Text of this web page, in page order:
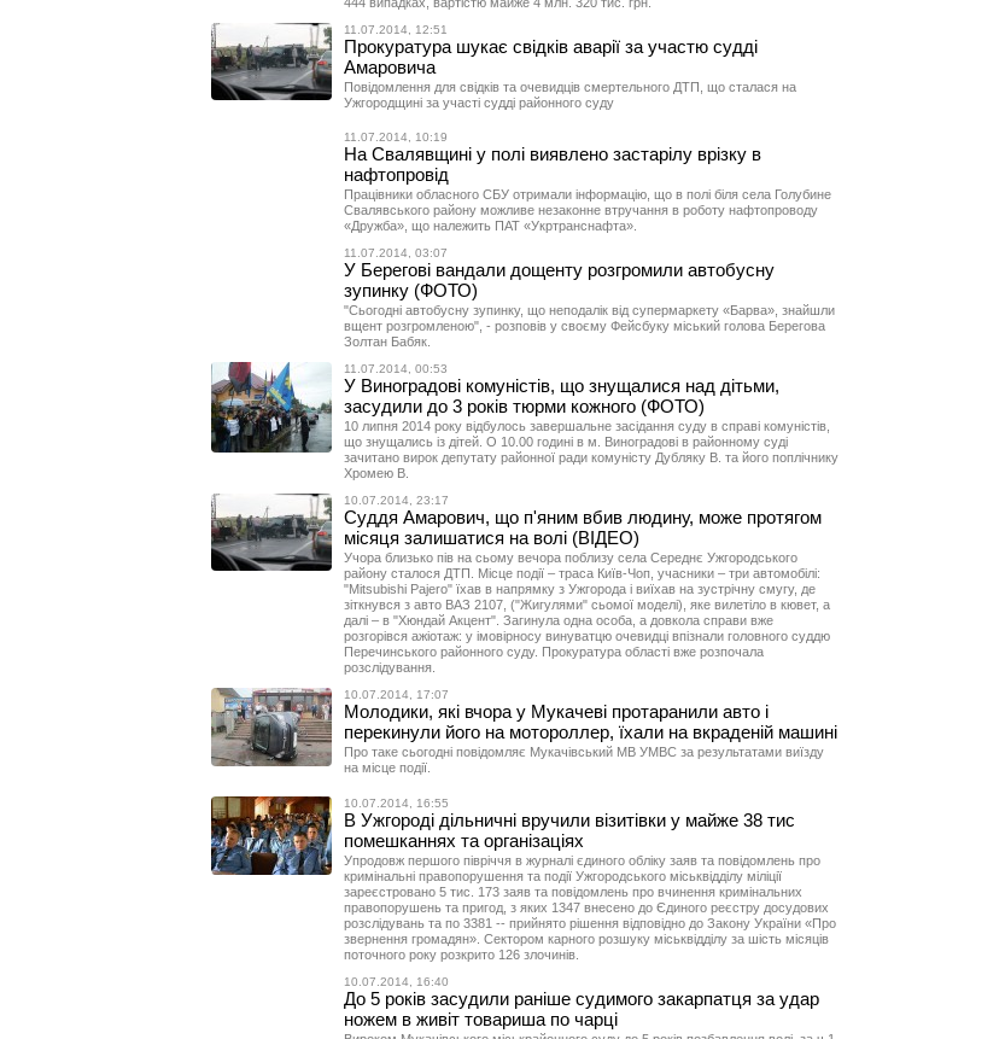
11.07.2014, 12:51
Прокуратура шукає свідків аварії за участю судді
Амаровича
Повідомлення для свідків та очевидців смертельного ДТП, що сталася на
Ужгородщині за участі судді районного суду
11.07.2014, 10:19
На Свалявщині у полі виявлено застарілу врізку в
нафтопровід
Працівники обласного СБУ отримали інформацію, що в полі біля села Голубине
Свалявського району можливе незаконне втручання в роботу нафтопроводу
«Дружба», що належить ПАТ «Укртранснафта».
11.07.2014, 03:07
У Берегові вандали дощенту розгромили автобусну
зупинку (ФОТО)
"Сьогодні автобусну зупинку, що неподалік від супермаркету «Барва», знайшли
вщент розгромленою", - розповів у своєму Фейсбуку міський голова Берегова
Золтан Бабяк.
11.07.2014, 00:53
У Виноградові комуністів, що знущалися над дітьми,
засудили до 3 років тюрми кожного (ФОТО)
10 липня 2014 року відбулось завершальне засідання суду в справі комуністів,
що знущались із дітей. О 10.00 годині в м. Виноградові в районному суді
зачитано вирок депутату районної ради комуністу Дубляку В. та його поплічнику
Хромею В.
10.07.2014, 23:17
Суддя Амарович, що п'яним вбив людину, може протягом
місяця залишатися на волі (ВІДЕО)
Учора близько пів на сьому вечора поблизу села Середнє Ужгородського
району сталося ДТП. Місце події – траса Київ-Чоп, учасники – три автомобілі:
"Mitsubishi Pajero" їхав в напрямку з Ужгорода і виїхав на зустрічну смугу, де
зіткнувся з авто ВАЗ 2107, ("Жигулями" сьомої моделі), яке вилетіло в кювет, а
далі – в "Хюндай Акцент". Загинула одна особа, а довкола справи вже
розгорівся ажіотаж: у імовірносу винуватцю очевидці впізнали головного суддю
Перечинського районного суду. Прокуратура області вже розпочала
розслідування.
10.07.2014, 17:07
Молодики, які вчора у Мукачеві протаранили авто і
перекинули його на мотороллер, їхали на вкраденій машині
Про таке сьогодні повідомляє Мукачівський МВ УМВС за результатами виїзду
на місце події.
10.07.2014, 16:55
В Ужгороді дільничні вручили візитівки у майже 38 тис
помешканнях та організаціях
Упродовж першого півріччя в журналі єдиного обліку заяв та повідомлень про
кримінальні правопорушення та події Ужгородського міськвідділу міліції
зареєстровано 5 тис. 173 заяв та повідомлень про вчинення кримінальних
правопорушень та пригод, з яких 1347 внесено до Єдиного реєстру досудових
розслідувань та по 3381 -- прийнято рішення відповідно до Закону України «Про
звернення громадян». Сектором карного розшуку міськвідділу за шість місяців
поточного року розкрито 126 злочинів.
10.07.2014, 16:40
До 5 років засудили раніше судимого закарпатця за удар
ножем в живіт товариша по чарці